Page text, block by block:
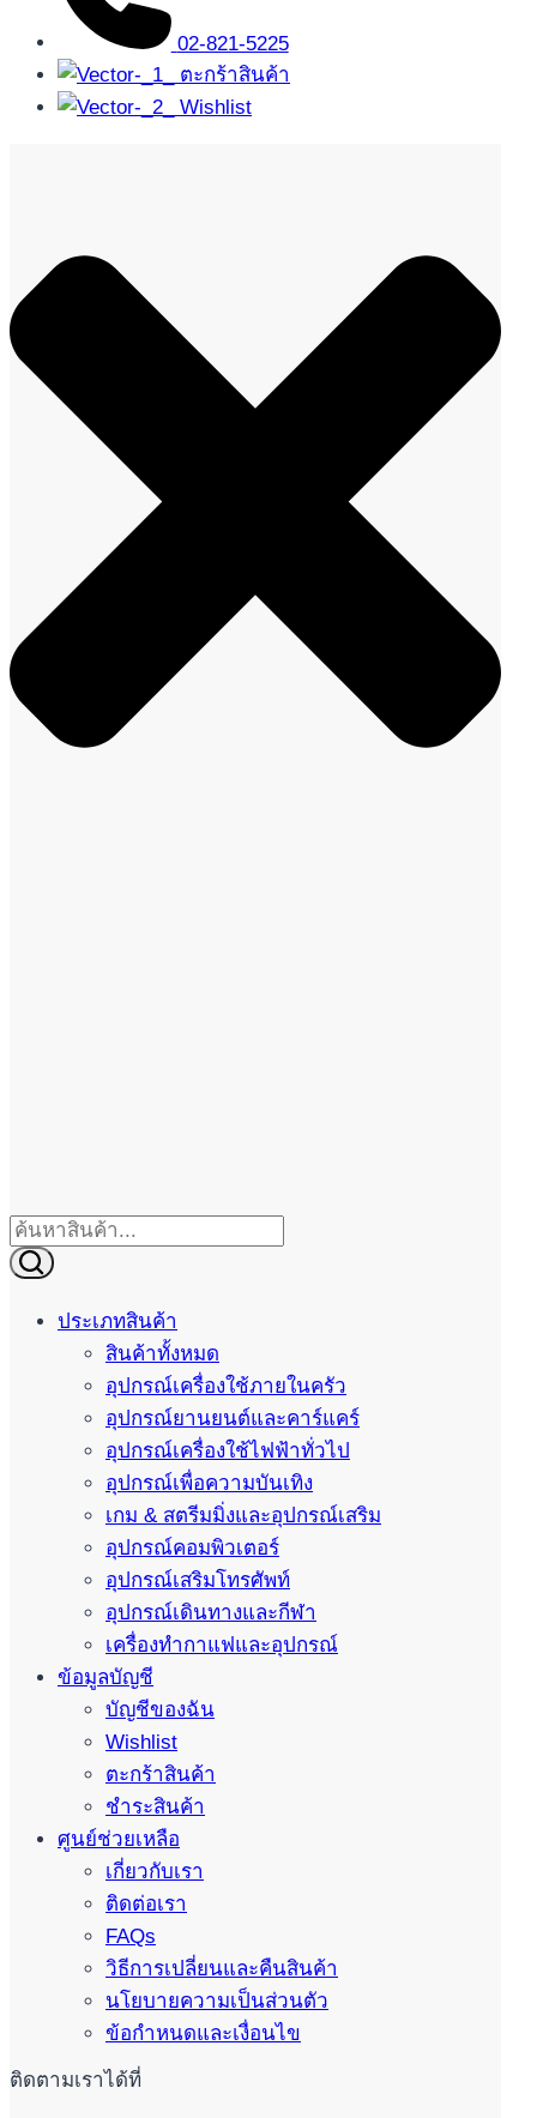
02-821-5225
ตะกร้าสินค้า
Wishlist
ประเภทสินค้า
สินค้าทั้งหมด
อุปกรณ์เครื่องใช้ภายในครัว
อุปกรณ์ยานยนต์และคาร์แคร์
อุปกรณ์เครื่องใช้ไฟฟ้าทั่วไป
อุปกรณ์เพื่อความบันเทิง
เกม & สตรีมมิ่งและอุปกรณ์เสริม
อุปกรณ์คอมพิวเตอร์
อุปกรณ์เสริมโทรศัพท์
อุปกรณ์เดินทางและกีฬา
เครื่องทำกาแฟและอุปกรณ์
ข้อมูลบัญชี
บัญชีของฉัน
Wishlist
ตะกร้าสินค้า
ชำระสินค้า
ศูนย์ช่วยเหลือ
เกี่ยวกับเรา
ติดต่อเรา
FAQs
วิธีการเปลี่ยนและคืนสินค้า
นโยบายความเป็นส่วนตัว
ข้อกำหนดและเงื่อนไข
ติดตามเราได้ที่